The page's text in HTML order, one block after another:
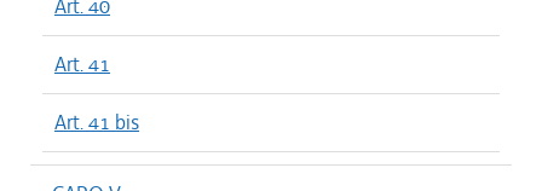
Art. 40
Art. 41
Art. 41 bis